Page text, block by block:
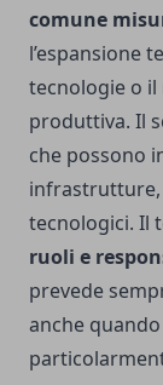
comune
l’espansione
tecnologie o il
produttiva. Il
che possono
tecnologici. Il
ruoli e
prevede
anche